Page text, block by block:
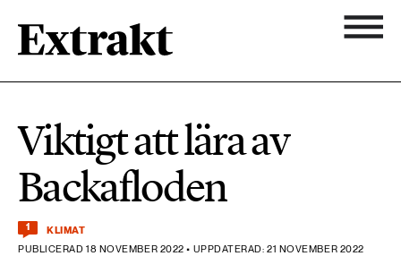
Biologisk mångfald
Hållbara städer
Industri & Energi
Nyhetsbrev
Om Extrakt
900 ARTIKLAR
584 ARTIKLAR
Hållbara städer
473 ARTIKLAR
Industri & Energi
Viktigt att lära av
Backafloden
1
KLIMAT
PUBLICERAD 18 NOVEMBER 2022 • UPPDATERAD: 21 NOVEMBER 2022